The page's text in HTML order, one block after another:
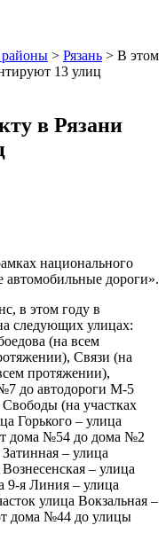
> Рязань > В этом
13 улиц
в Рязани
национального
автомобильные дороги».
в этом году в
следующих улицах:
(на всем
Связи (на
протяжении),
до автодороги М-5
(на участках
Горького – улица
дома №54 до дома №2
– улица
– улица
9-я Линия – улица
улица Вокзальная –
дома №44 до улицы